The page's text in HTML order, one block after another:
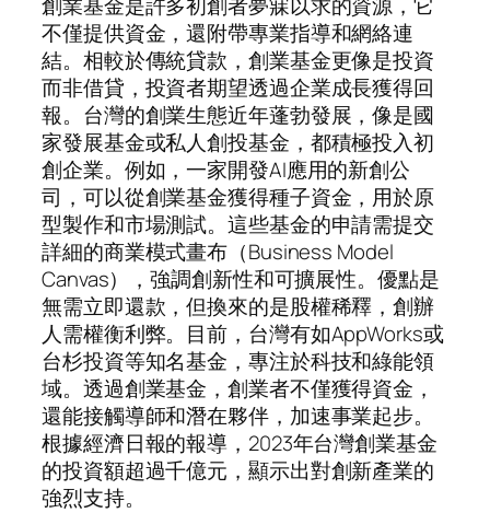
不僅提供資金，還附帶專業指導和網絡連
結。相較於傳統貸款，創業基金更像是投資
而非借貸，投資者期望透過企業成長獲得回
報。台灣的創業生態近年蓬勃發展，像是國
家發展基金或私人創投基金，都積極投入初
創企業。例如，一家開發AI應用的新創公
司，可以從創業基金獲得種子資金，用於原
型製作和市場測試。這些基金的申請需提交
詳細的商業模式畫布（Business Model
Canvas），強調創新性和可擴展性。優點是
無需立即還款，但換來的是股權稀釋，創辦
人需權衡利弊。目前，台灣有如AppWorks或
台杉投資等知名基金，專注於科技和綠能領
域。透過創業基金，創業者不僅獲得資金，
還能接觸導師和潛在夥伴，加速事業起步。
根據經濟日報的報導，2023年台灣創業基金
的投資額超過千億元，顯示出對創新產業的
強烈支持。